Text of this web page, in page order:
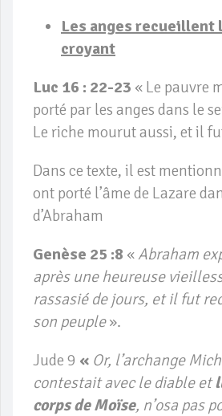
Les anges recueillent
croyant
Luc 16 : 22-23 « Le pauvre
porté par les anges dans le
Le riche mourut aussi, et il
Dans ce texte, il est
ont porté l’âme de Lazare
d’Abraham
Genèse 25 :8 « Abraham
après une heureuse
rassasié de jours, et il fut
son peuple».
Jude 9 « Or, l’archange
contestait avec le diable et
corps de Moïse, n’osa pas